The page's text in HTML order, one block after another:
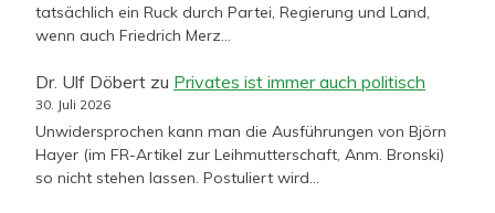
tatsächlich ein Ruck durch Partei, Regierung und Land,
wenn auch Friedrich Merz…
Dr. Ulf Döbert zu Privates ist immer auch politisch
30. Juli 2026
Unwidersprochen kann man die Ausführungen von Björn
Hayer (im FR-Artikel zur Leihmutterschaft, Anm. Bronski)
so nicht stehen lassen. Postuliert wird…